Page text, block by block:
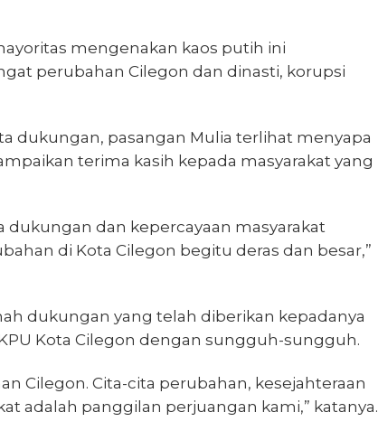
mengenakan kaos putih ini
perubahan Cilegon dan dinasti, korupsi
dukungan, pasangan Mulia terlihat menyapa
terima kasih kepada masyarakat yang
dukungan dan kepercayaan masyarakat
di Kota Cilegon begitu deras dan besar,”
dukungan yang telah diberikan kepadanya
Kota Cilegon dengan sungguh-sungguh.
Cilegon. Cita-cita perubahan, kesejahteraan
adalah panggilan perjuangan kami,” katanya.